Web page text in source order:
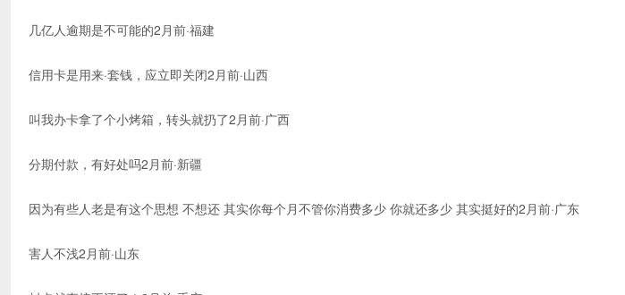
几亿人逾期是不可能的2月前·福建
信用卡是用来·套钱，应立即关闭2月前·山西
叫我办卡拿了个小烤箱，转头就扔了2月前·广西
分期付款，有好处吗2月前·新疆
因为有些人老是有这个思想 不想还 其实你每个月不管你消费多少 你就还多少 其实挺好的2月前·广东
害人不浅2月前·山东